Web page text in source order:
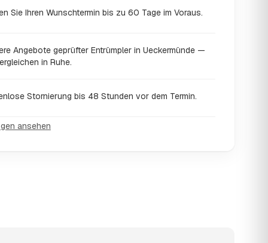
Sie Ihren Wunschtermin bis zu 60 Tage im Voraus.
Angebote geprüfter Entrümpler in Ueckermünde —
in Ruhe.
Stornierung bis 48 Stunden vor dem Termin.
ansehen